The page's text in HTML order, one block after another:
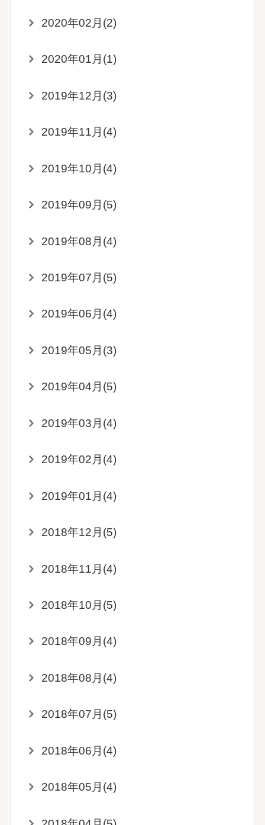
2020年02月(2)
2020年01月(1)
2019年12月(3)
2019年11月(4)
2019年10月(4)
2019年09月(5)
2019年08月(4)
2019年07月(5)
2019年06月(4)
2019年05月(3)
2019年04月(5)
2019年03月(4)
2019年02月(4)
2019年01月(4)
2018年12月(5)
2018年11月(4)
2018年10月(5)
2018年09月(4)
2018年08月(4)
2018年07月(5)
2018年06月(4)
2018年05月(4)